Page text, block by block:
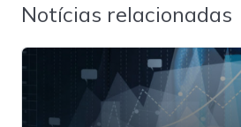
Notícias relacionadas